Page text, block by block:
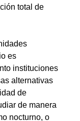
total de
es
instituciones
alternativas
de
de manera
nocturno, o